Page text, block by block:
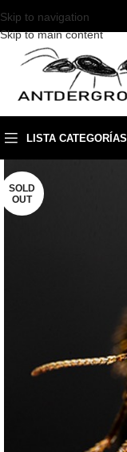
Skip to navigation
Skip to main content
LISTA CATEGORÍAS
SOLD
OUT